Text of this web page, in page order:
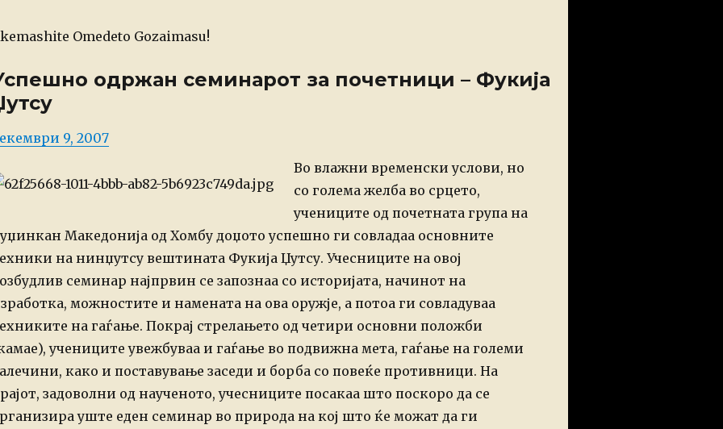
Omedeto Gozaimasu!
одржан семинарот за почетници – Фукија
9, 2007
Во влажни временски услови, но
со голема желба во срцето,
учениците од почетната група на
Македонија од Хомбу доџото успешно ги совладаа основните
на нинџутсу вештината Фукија Џутсу. Учесниците на овој
семинар најпрвин се запознаа со историјата, начинот на
можностите и намената на ова оружје, а потоа ги совладуваа
на гаѓање. Покрај стрелањето од четири основни положби
учениците увежбуваа и гаѓање во подвижна мета, гаѓање на големи
како и поставување заседи и борба со повеќе противници. На
задоволни од наученото, учесниците посакаа што поскоро да се
уште еден семинар во природа на кој што ќе можат да ги